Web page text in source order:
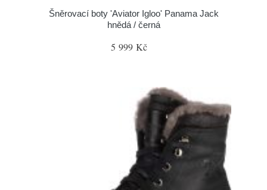
Šněrovací boty 'Aviator Igloo' Panama Jack
hnědá / černá
5 999 Kč